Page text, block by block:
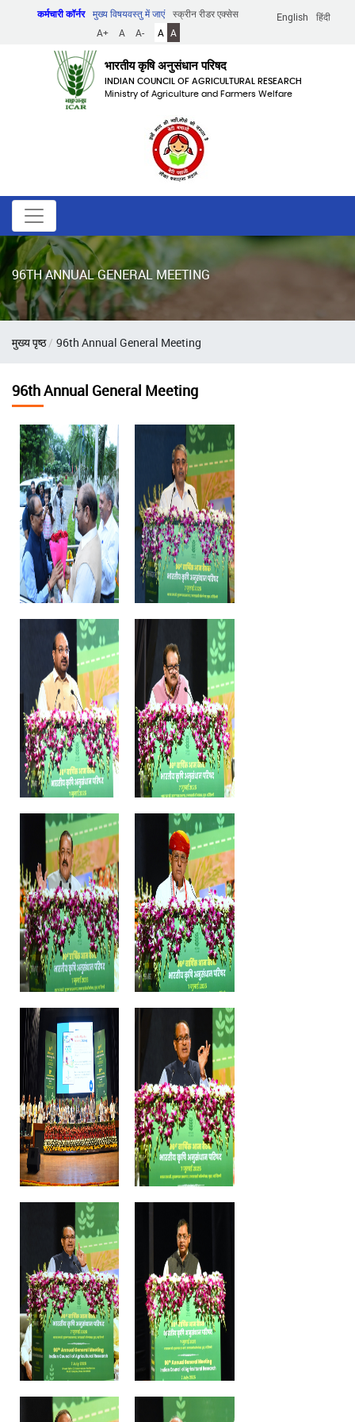
English हिंदी
कर्मचारी कॉर्नर मुख्य विषयवस्तु में जाएं
स्क्रीन रीडर एक्सेस
A+
A A- A A
भारतीय कृषि अनुसंधान परिषद
INDIAN COUNCIL OF AGRICULTURAL RESEARCH
Ministry of Agriculture and Farmers Welfare
96TH ANNUAL GENERAL MEETING
पग
मुख्य पृष्ठ 96th Annual General Meeting
96th Annual General Meeting